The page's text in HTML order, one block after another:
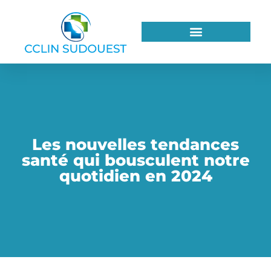
Les nouvelles tendances
santé qui bousculent notre
quotidien en 2024